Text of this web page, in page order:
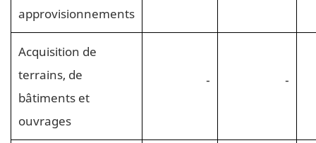
approvisionnements
Acquisition de
terrains, de
bâtiments et
ouvrages
- -